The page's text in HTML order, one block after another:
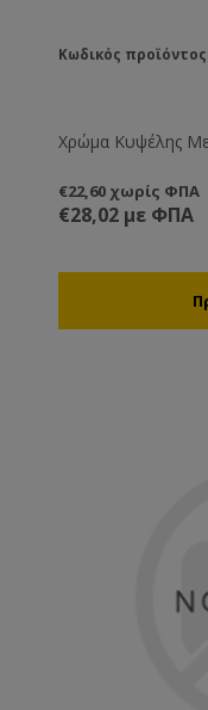
Κωδικός
Χρώμα Κυψέλης
€22,60 χωρίς ΦΠΑ
€28,02 με ΦΠΑ